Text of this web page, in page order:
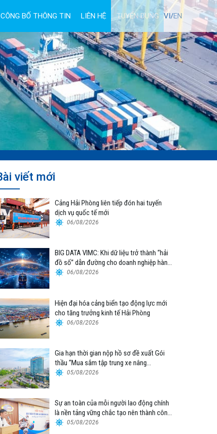
CÔNG BỐ THÔNG TIN LIÊN HỆ TUYỂN DỤNG VI/EN
viết mới
Cảng Hải Phòng liên tiếp đón hai tuyến
dịch vụ quốc tế mới
06/08/2026
BIG DATA VIMC: Khi dữ liệu trở thành “hải
đồ số” dẫn đường cho doanh nghiệp hàng
hải 06/08/2026
Hiện đại hóa cảng biển tạo động lực mới
cho tăng trưởng kinh tế Hải Phòng
06/08/2026
Gia hạn thời gian nộp hồ sơ đề xuất Gói
thầu “Mua sắm tập trung xe nâng
container thuộc Tổng công ty Hàng hải
05/08/2026
Sự an toàn của mỗi người lao động chính
là nền tảng vững chắc tạo nên thành công
của Cảng Đà Nẵng
05/08/2026